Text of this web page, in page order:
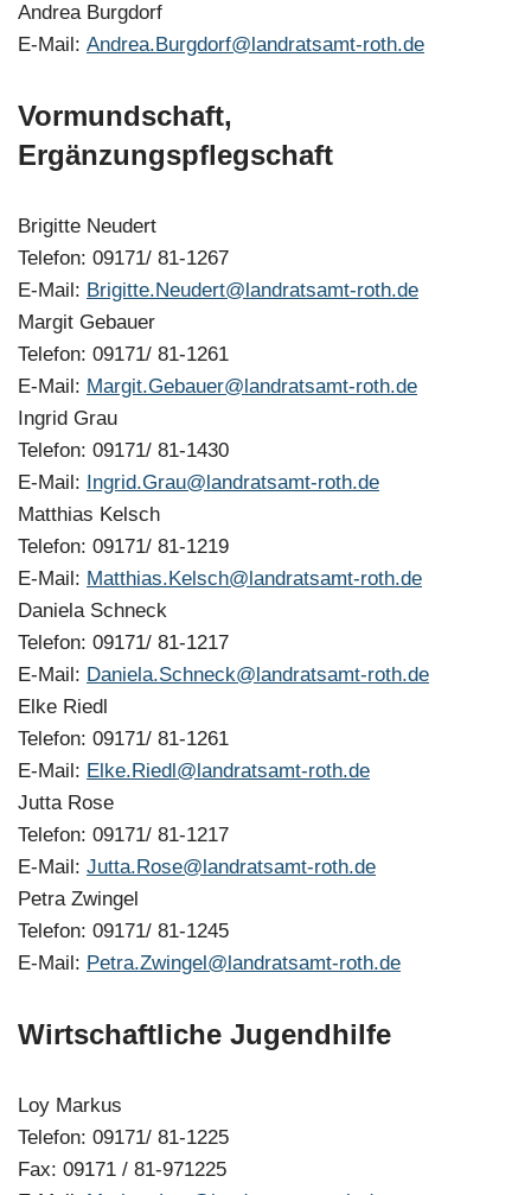
Andrea Burgdorf
E-Mail: Andrea.Burgdorf@landratsamt-roth.de
Vormundschaft,
Ergänzungspflegschaft
Brigitte Neudert
Telefon: 09171/ 81-1267
E-Mail: Brigitte.Neudert@landratsamt-roth.de
Margit Gebauer
Telefon: 09171/ 81-1261
E-Mail: Margit.Gebauer@landratsamt-roth.de
Ingrid Grau
Telefon: 09171/ 81-1430
E-Mail: Ingrid.Grau@landratsamt-roth.de
Matthias Kelsch
Telefon: 09171/ 81-1219
E-Mail: Matthias.Kelsch@landratsamt-roth.de
Daniela Schneck
Telefon: 09171/ 81-1217
E-Mail: Daniela.Schneck@landratsamt-roth.de
Elke Riedl
Telefon: 09171/ 81-1261
E-Mail: Elke.Riedl@landratsamt-roth.de
Jutta Rose
Telefon: 09171/ 81-1217
E-Mail: Jutta.Rose@landratsamt-roth.de
Petra Zwingel
Telefon: 09171/ 81-1245
E-Mail: Petra.Zwingel@landratsamt-roth.de
Wirtschaftliche Jugendhilfe
Loy Markus
Telefon: 09171/ 81-1225
Fax: 09171 / 81-971225